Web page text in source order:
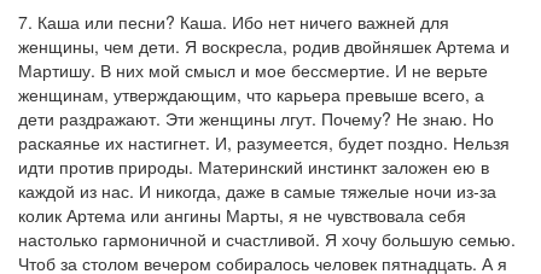
7. Каша или песни? Каша. Ибо нет ничего важней для
женщины, чем дети. Я воскресла, родив двойняшек Артема и
Мартишу. В них мой смысл и мое бессмертие. И не верьте
женщинам, утверждающим, что карьера превыше всего, а
дети раздражают. Эти женщины лгут. Почему? Не знаю. Но
раскаянье их настигнет. И, разумеется, будет поздно. Нельзя
идти против природы. Материнский инстинкт заложен ею в
каждой из нас. И никогда, даже в самые тяжелые ночи из-за
колик Артема или ангины Марты, я не чувствовала себя
настолько гармоничной и счастливой. Я хочу большую семью.
Чтоб за столом вечером собиралось человек пятнадцать. А я